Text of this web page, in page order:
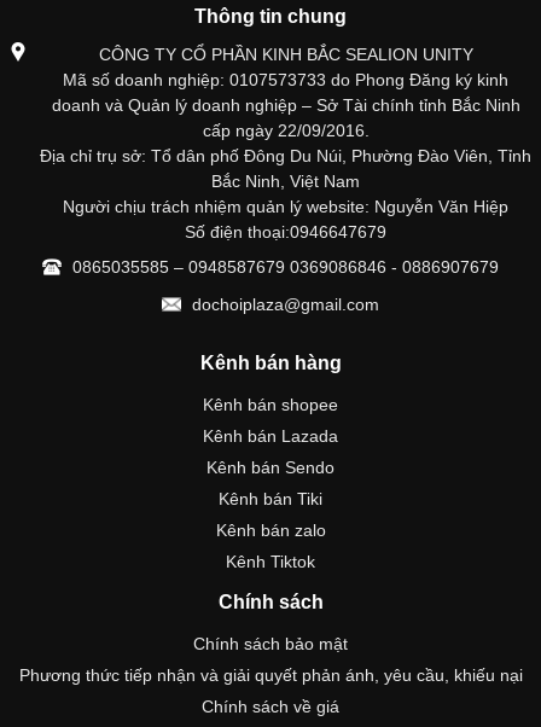
Thông tin chung
CÔNG TY CỔ PHẦN KINH BẮC SEALION UNITY
Mã số doanh nghiệp: 0107573733 do Phong Đăng ký kinh
doanh và Quản lý doanh nghiệp – Sở Tài chính tỉnh Bắc Ninh
cấp ngày 22/09/2016.
Địa chỉ trụ sở: Tổ dân phố Đông Du Núi, Phường Đào Viên, Tỉnh
Bắc Ninh, Việt Nam
Người chịu trách nhiệm quản lý website: Nguyễn Văn Hiệp
Số điện thoại:0946647679
0865035585 – 0948587679 0369086846 - 0886907679
dochoiplaza@gmail.com
Kênh bán hàng
Kênh bán shopee
Kênh bán Lazada
Kênh bán Sendo
Kênh bán Tiki
Kênh bán zalo
Kênh Tiktok
Chính sách
Chính sách bảo mật
Phương thức tiếp nhận và giải quyết phản ánh, yêu cầu, khiếu nại
Chính sách về giá